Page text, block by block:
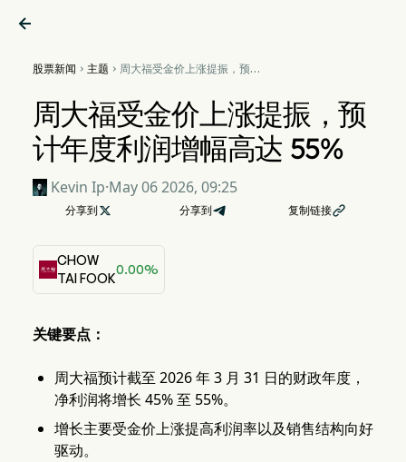

股票新闻  主题  周大福受金价上涨提振，预计
周大福受金价上涨提振，预
计年度利润增幅高达 55%
Kevin Ip·May 06 2026, 09:25
分享到  分享到 复制链接
CHOW
TAI FOOK
0.00%
关键要点：
周大福预计截至 2026 年 3 月 31 日的财政年度，
净利润将增长 45% 至 55%。
增长主要受金价上涨提高利润率以及销售结构向好
驱动。